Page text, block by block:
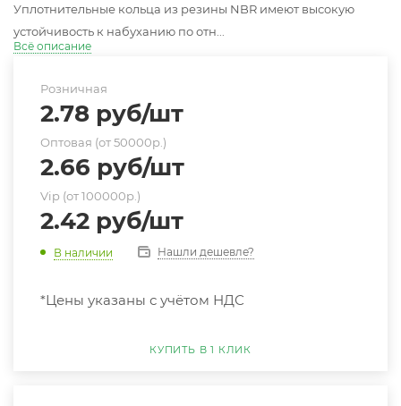
Уплотнительные кольца из резины NBR имеют высокую
устойчивость к набуханию по отн...
Всё описание
Розничная
2.78 руб/шт
Оптовая (от 50000р.)
2.66 руб/шт
Vip (от 100000р.)
2.42 руб/шт
В наличии Нашли дешевле?
*Цены указаны с учётом НДС
КУПИТЬ В 1 КЛИК